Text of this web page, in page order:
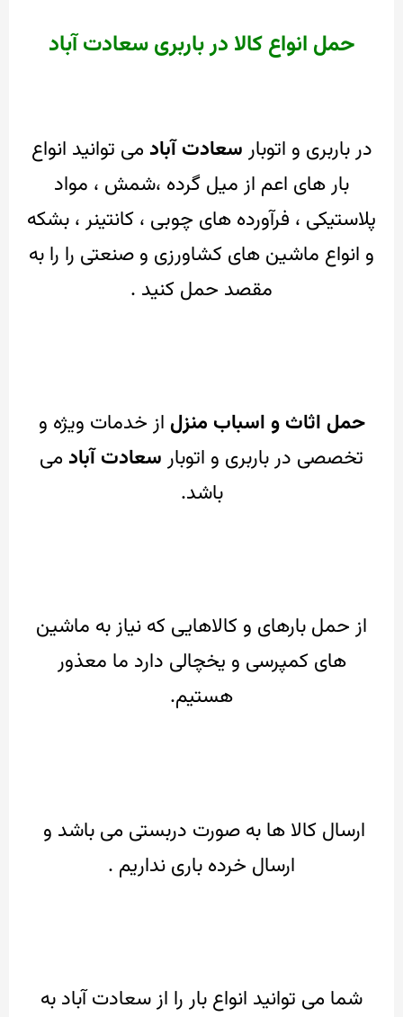
حمل انواع کالا در باربری سعادت آباد
در باربری و اتوبار سعادت آباد می توانید انواع
بار های اعم از میل گرده ،شمش ، مواد
پلاستیکی ، فرآورده های چوبی ، کانتینر ، بشکه
و انواع ماشین های کشاورزی و صنعتی را را به
مقصد حمل کنید .
حمل اثاث و اسباب منزل از خدمات ویژه و
تخصصی در باربری و اتوبار سعادت آباد می
باشد.
از حمل بارهای و کالاهایی که نیاز به ماشین
های کمپرسی و یخچالی دارد ما معذور
هستیم.
ارسال کالا ها به صورت دربستی می باشد و
ارسال خرده باری نداریم .
شما می توانید انواع بار را از سعادت آباد به